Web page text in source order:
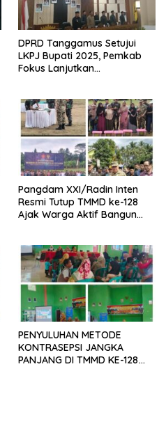
DPRD Tanggamus Setujui
LKPJ Bupati 2025, Pemkab
Fokus Lanjutkan
Pangdam XXI/Radin Inten
Resmi Tutup TMMD ke-128
Ajak Warga Aktif Bangun
PENYULUHAN METODE
KONTRASEPSI JANGKA
PANJANG DI TMMD KE-128